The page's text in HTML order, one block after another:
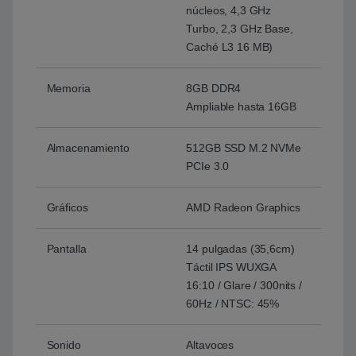
núcleos, 4,3 GHz
Turbo, 2,3 GHz Base,
Caché L3 16 MB)
Memoria
8GB DDR4
Ampliable hasta 16GB
Almacenamiento
512GB SSD M.2 NVMe
PCIe 3.0
Gráficos AMD Radeon Graphics
Pantalla
14 pulgadas (35,6cm)
Táctil IPS WUXGA
16:10 / Glare / 300nits /
60Hz / NTSC: 45%
Sonido
Altavoces